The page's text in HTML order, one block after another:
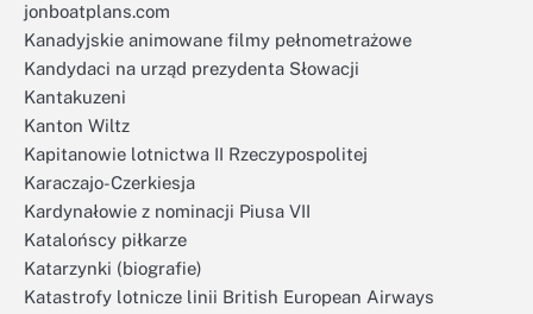
jonboatplans.com
Kanadyjskie animowane filmy pełnometrażowe
Kandydaci na urząd prezydenta Słowacji
Kantakuzeni
Kanton Wiltz
Kapitanowie lotnictwa II Rzeczypospolitej
Karaczajo-Czerkiesja
Kardynałowie z nominacji Piusa VII
Katalońscy piłkarze
Katarzynki (biografie)
Katastrofy lotnicze linii British European Airways